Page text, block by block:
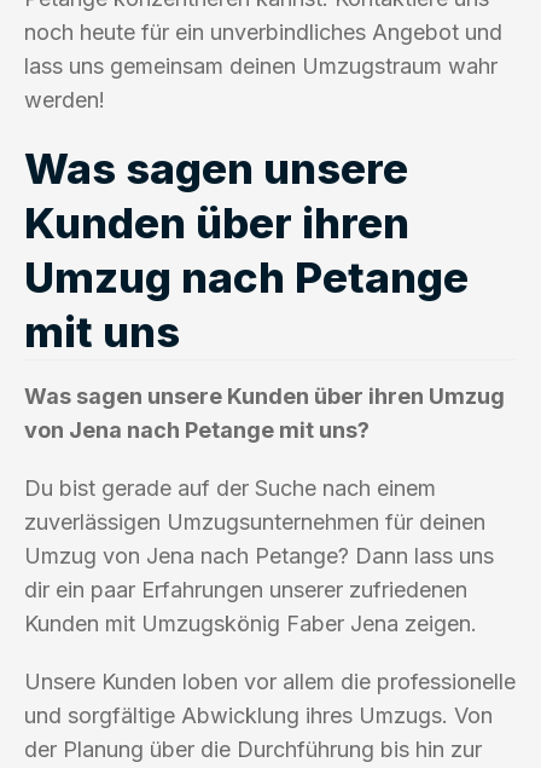
noch heute für ein unverbindliches Angebot und
lass uns gemeinsam deinen Umzugstraum wahr
werden!
Was sagen unsere
Kunden über ihren
Umzug nach Petange
mit uns
Was sagen unsere Kunden über ihren Umzug
von Jena nach Petange mit uns?
Du bist gerade auf der Suche nach einem
zuverlässigen Umzugsunternehmen für deinen
Umzug von Jena nach Petange? Dann lass uns
dir ein paar Erfahrungen unserer zufriedenen
Kunden mit Umzugskönig Faber Jena zeigen.
Unsere Kunden loben vor allem die professionelle
und sorgfältige Abwicklung ihres Umzugs. Von
der Planung über die Durchführung bis hin zur